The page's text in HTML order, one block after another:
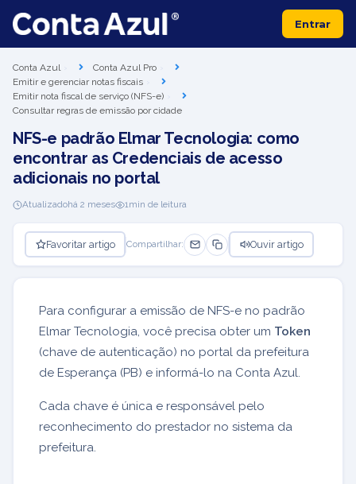
Entrar
Conta Azul
Conta Azul Pro
Emitir e gerenciar notas fiscais
Emitir nota fiscal de serviço (NFS-e)
Consultar regras de emissão por cidade
NFS-e padrão Elmar Tecnologia: como
encontrar as Credenciais de acesso
adicionais no portal
Atualizadohá 2 meses 1min de leitura
Favoritar artigo Compartilhar: Ouvir artigo
Para configurar a emissão de NFS-e no padrão
Elmar Tecnologia, você precisa obter um Token
(chave de autenticação) no portal da prefeitura
de Esperança (PB) e informá-lo na Conta Azul.
Cada chave é única e responsável pelo
reconhecimento do prestador no sistema da
prefeitura.